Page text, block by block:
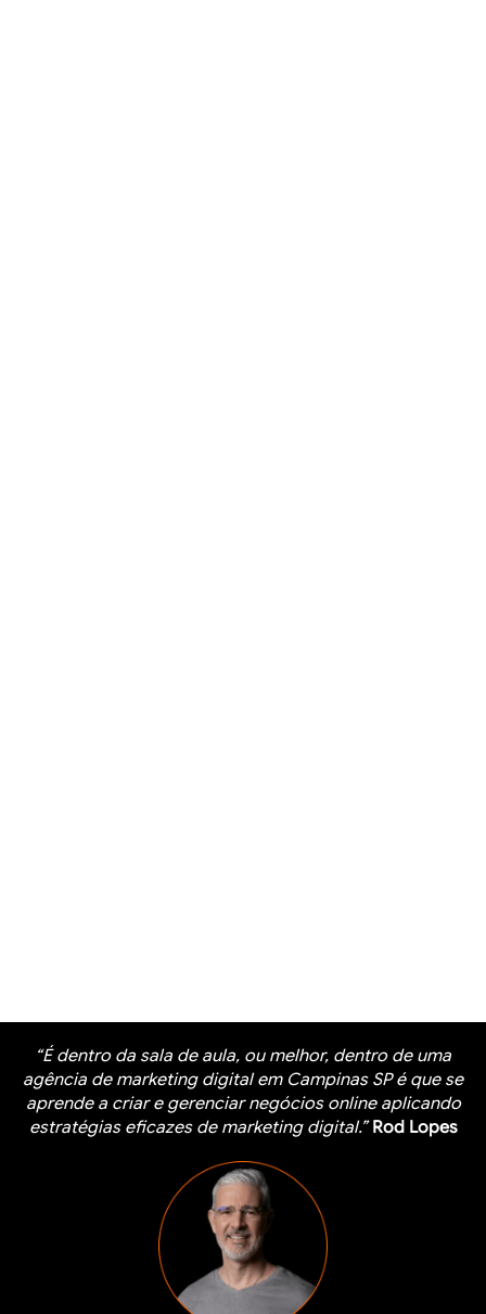
“É dentro da sala de aula, ou melhor, dentro de uma
agência de marketing digital em Campinas SP é que se
aprende a criar e gerenciar negócios online aplicando
estratégias eficazes de marketing digital.” Rod Lopes